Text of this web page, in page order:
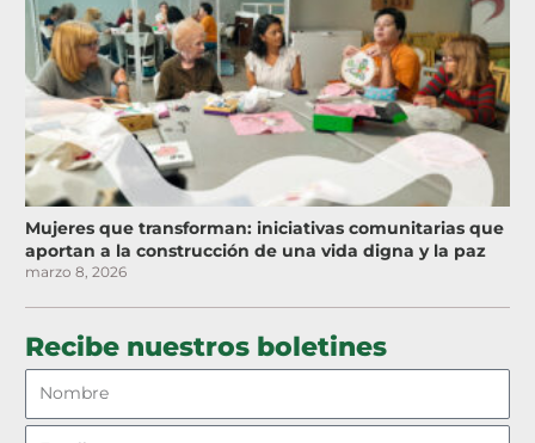
Mujeres que transforman: iniciativas comunitarias que
aportan a la construcción de una vida digna y la paz
marzo 8, 2026
Recibe nuestros boletines